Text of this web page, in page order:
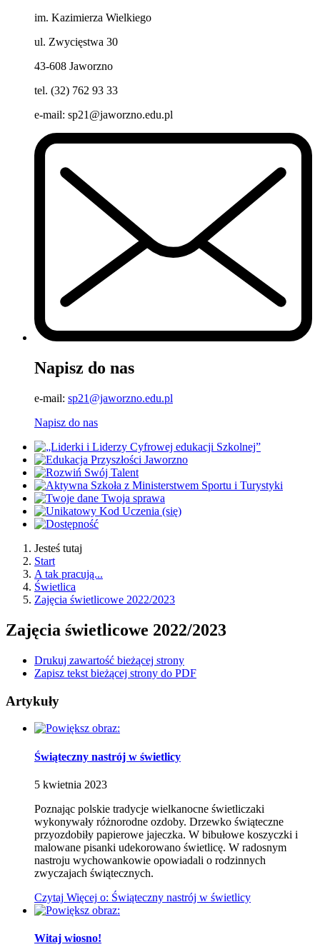
im. Kazimierza Wielkiego
ul. Zwycięstwa 30
43-608 Jaworzno
tel. (32) 762 93 33
e-mail: sp21@jaworzno.edu.pl
Napisz do nas
e-mail: sp21@jaworzno.edu.pl
Napisz do nas
Jesteś tutaj
Start
A tak pracują...
Świetlica
Zajęcia świetlicowe 2022/2023
Zajęcia świetlicowe 2022/2023
Drukuj zawartość bieżącej strony
Zapisz tekst bieżącej strony do PDF
Artykuły
Świąteczny nastrój w świetlicy
5 kwietnia 2023
Poznając polskie tradycje wielkanocne świetliczaki
wykonywały różnorodne ozdoby. Drzewko świąteczne
przyozdobiły papierowe jajeczka. W bibułowe koszyczki i
malowane pisanki udekorowano świetlicę. W radosnym
nastroju wychowankowie opowiadali o rodzinnych
zwyczajach świątecznych.
Czytaj Więcej o: Świąteczny nastrój w świetlicy
Witaj wiosno!